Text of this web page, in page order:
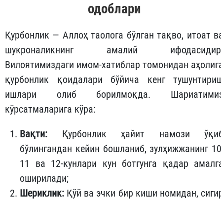
одоблари
Қурбонлик — Аллоҳ таолога бўлган тақво, итоат
шукроналикнинг амалий
Вилоятимиздаги имом-хатиблар томонидан
қурбонлик қоидалари бўйича кенг
ишлари олиб борилмоқда.
кўрсатмаларига кўра:
Вақти: Қурбонлик ҳайит намози
бўлингандан кейин бошланиб, зулҳижжанинг
11 ва 12-кунлари кун ботгунга қадар
оширилади;
Шериклик: Қўй ва эчки бир киши номидан,